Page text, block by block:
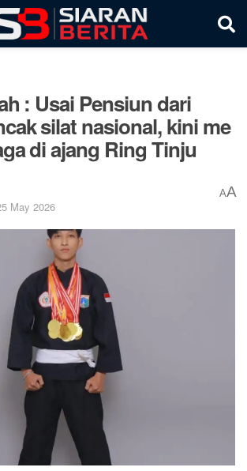
: Usai Pensiun dari
silat nasional, kini me
di ajang Ring Tinju
May 2026
AA